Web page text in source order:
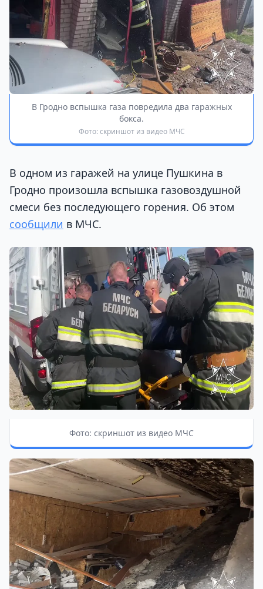
В Гродно вспышка газа повредила два гаражных
бокса.
Фото: скриншот из видео МЧС
В одном из гаражей на улице Пушкина в
Гродно произошла вспышка газовоздушной
смеси без последующего горения. Об этом
сообщили в МЧС.
Фото: скриншот из видео МЧС